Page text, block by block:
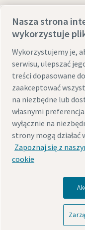
Informacje prawne i
Zarządzaj
Odkryj, w jaki
technologię, która
Odwiedź stronę
Nasza strona
wykorzystuje
Wykorzystujemy je,
serwisu, ulepszać
treści dopasowane
zaakceptować
na niezbędne lub
własnymi
wyłącznie na
strony mogą działać
Zapoznaj się z
cookie